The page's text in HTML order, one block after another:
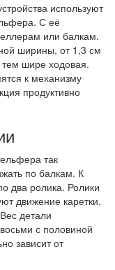
используют
С её
или балкам.
ширины, от 1,3 см
шире ходовая.
к механизму
продуктивно
так
по балкам. К
два ролика. Ролики
движение каретки.
детали
с половиной
зависит от